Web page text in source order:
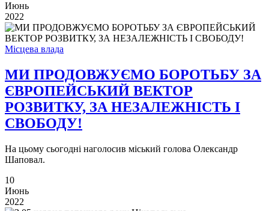
Июнь
2022
Місцева влада
МИ ПРОДОВЖУЄМО БОРОТЬБУ ЗА
ЄВРОПЕЙСЬКИЙ ВЕКТОР
РОЗВИТКУ, ЗА НЕЗАЛЕЖНІСТЬ І
СВОБОДУ!
На цьому сьогодні наголосив міський голова Олександр
Шаповал.
10
Июнь
2022